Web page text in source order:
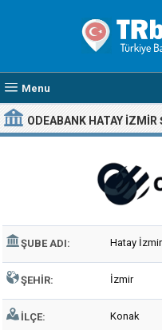
Menu
ODEABANK HATAY İZMIR
ŞUBE ADI: Hatay İzmir
ŞEHIR: İzmir
İLÇE: Konak